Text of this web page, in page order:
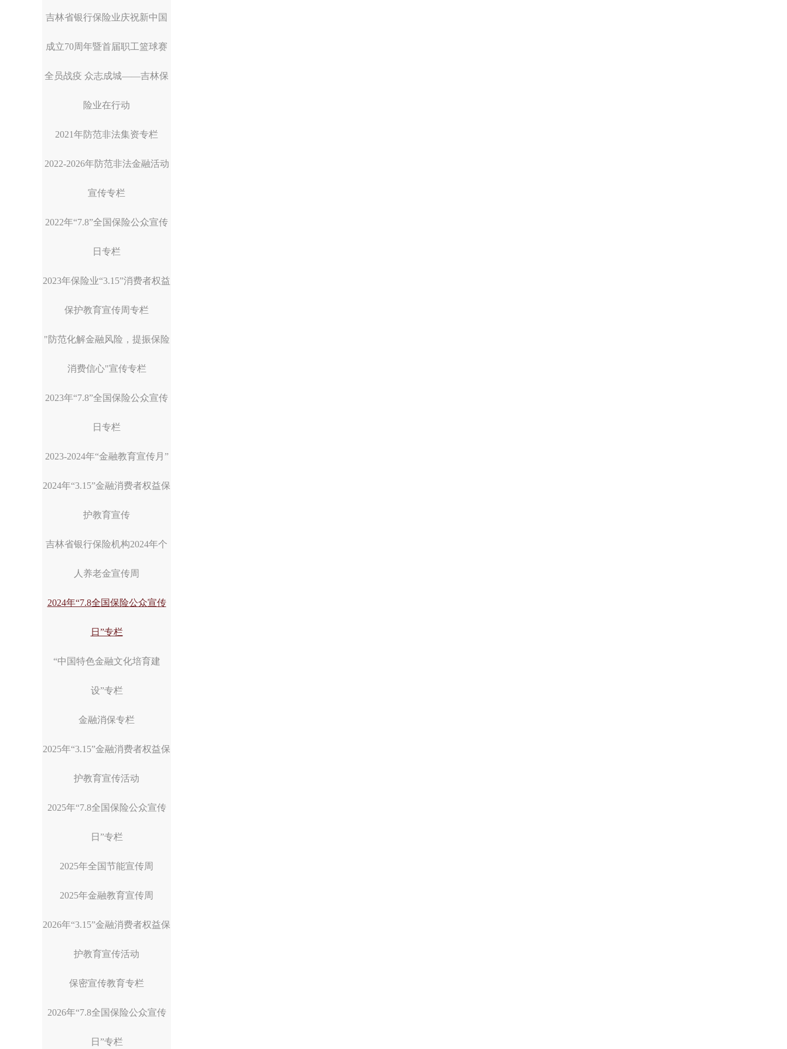
吉林省银行保险业庆祝新中国
成立70周年暨首届职工篮球赛
全员战疫 众志成城——吉林保
险业在行动
2021年防范非法集资专栏
2022-2026年防范非法金融活动
宣传专栏
2022年“7.8”全国保险公众宣传
日专栏
2023年保险业“3.15”消费者权益
保护教育宣传周专栏
"防范化解金融风险，提振保险
消费信心"宣传专栏
2023年“7.8”全国保险公众宣传
日专栏
2023-2024年“金融教育宣传月”
2024年“3.15”金融消费者权益保
护教育宣传
吉林省银行保险机构2024年个
人养老金宣传周
2024年“7.8全国保险公众宣传
日”专栏
“中国特色金融文化培育建
设”专栏
金融消保专栏
2025年“3.15”金融消费者权益保
护教育宣传活动
2025年“7.8全国保险公众宣传
日”专栏
2025年全国节能宣传周
2025年金融教育宣传周
2026年“3.15”金融消费者权益保
护教育宣传活动
保密宣传教育专栏
2026年“7.8全国保险公众宣传
日”专栏